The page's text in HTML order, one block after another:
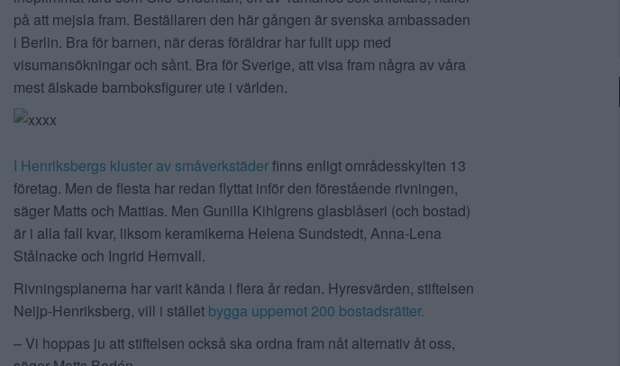
på att mejsla fram. Beställaren den här gången är svenska ambassaden
i Berlin. Bra för barnen, när deras föräldrar har fullt upp med
visumansökningar och sånt. Bra för Sverige, att visa fram några av våra
mest älskade barnboksfigurer ute i världen.
I Henriksbergs kluster av småverkstäderfinns enligt områdesskylten 13
företag. Men de flesta har redan flyttat inför den förestående rivningen,
säger Matts och Mattias. Men Gunilla Kihlgrens glasblåseri (och bostad)
är i alla fall kvar, liksom keramikerna Helena Sundstedt, Anna-Lena
Stålnacke och Ingrid Hernvall.
Rivningsplanerna har varit kända i flera år redan. Hyresvärden, stiftelsen
Neijp-Henriksberg, vill i stället bygga uppemot 200 bostadsrätter.
– Vi hoppas ju att stiftelsen också ska ordna fram nåt alternativ åt oss,